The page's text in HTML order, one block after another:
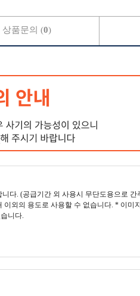
다. (공급기간 외 사용시 무단도용으로 간
외의 용도로 사용할 수 없습니다. * 이미
니다.
상품문의 (0)